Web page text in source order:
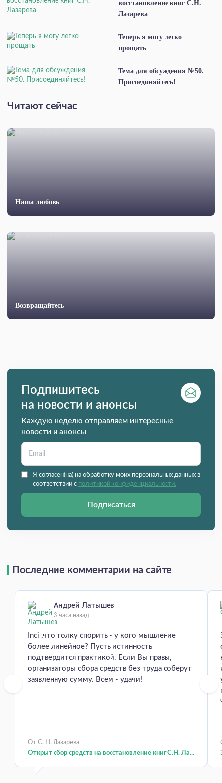
восстановление книг С.Н.
Лазарева
Теперь я могу легко
прощать
Тема для обсуждения №50.
Присоединяйтесь!
Читают сейчас
Наша любовь
Возвращайтесь
Подпишитесь
на новости и анонсы
Каждую неделю отправляем интересные
новости и анонсы
Я согласен(на) на обработку моих персональных данных в
соответствии с политикой конфиденциальности.
Подписаться
Последние комментарии на сайте
Андрей Латышев
3 часа назад
Inci ,что толку спорить - у кого мышление
более линейное? Пусть истинность
подтвердится практикой. Если Вы правы,
организаторы сбора средств без труда соберут
заявленную сумму. Всем - удачи!
От С. Н. Лазарева
Открыт сбор средств на восстановление книг С.Н. Ла...